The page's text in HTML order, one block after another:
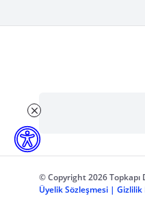
© Copyright 2026 Topkapı
Üyelik Sözleşmesi | Gizlilik